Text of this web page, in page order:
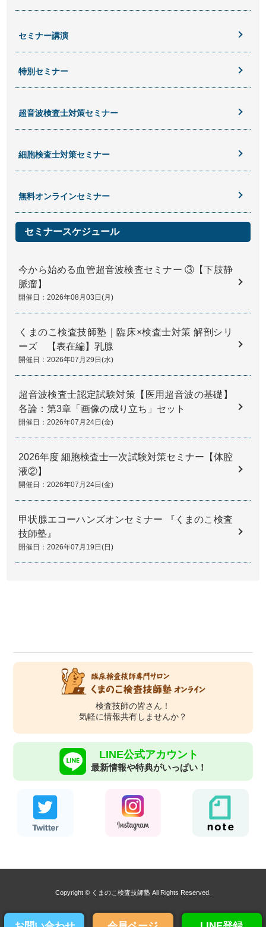
セミナー講演
特別セミナー
超音波検査士対策セミナー
細胞検査士対策セミナー
無料オンラインセミナー
セミナースケジュール
今から始める血管超音波検査セミナー ③【下肢静
脈瘤】
開催日：2026年08月03日(月)
くまのこ検査技師塾｜臨床×検査士対策 解剖シリ
ーズ 【表在編】乳腺
開催日：2026年07月29日(水)
超音波検査士認定試験対策【医用超音波の基礎】
各論：第3章「画像の成り立ち」セット
開催日：2026年07月24日(金)
2026年度 細胞検査士一次試験対策セミナー【体腔
液②】
開催日：2026年07月24日(金)
甲状腺エコーハンズオンセミナー 『くまのこ検査
技師塾』
開催日：2026年07月19日(日)
検査技師の皆さん！
気軽に情報共有しませんか？
LINE公式アカウント
最新情報や特典がいっぱい！
Copyright © くまのこ検査技師塾 All Rights Reserved.